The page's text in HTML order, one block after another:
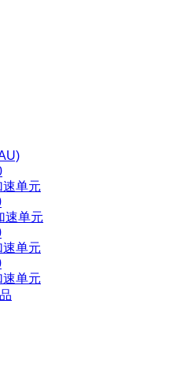
单元
速单元
单元
单元